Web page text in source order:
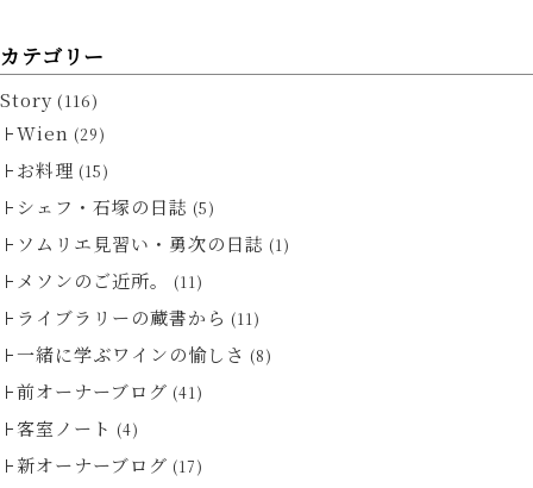
カテゴリー
Story (116)
Wien (29)
お料理 (15)
シェフ・石塚の日誌 (5)
ソムリエ見習い・勇次の日誌 (1)
メソンのご近所。 (11)
ライブラリーの蔵書から (11)
一緒に学ぶワインの愉しさ (8)
前オーナーブログ (41)
客室ノート (4)
新オーナーブログ (17)